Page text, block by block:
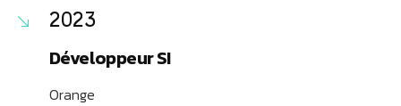
2023
Développeur SI
Orange